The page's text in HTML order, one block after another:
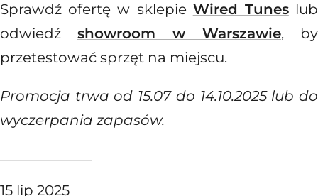
15 lip 2025
Sprawdź ofertę w sklepie Wired Tuneslub
odwiedź showroom w Warszawie, by
przetestować sprzęt na miejscu.
Promocja trwa od 15.07 do 14.10.2025 lub do
wyczerpania zapasów.